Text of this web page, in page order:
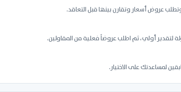
عروض أسعار وتقارن بينها قبل التعاقد.
لتقدير أولي، ثم اطلب عروضاً فعلية من المقاولين.
لمساعدتك على الاختيار.